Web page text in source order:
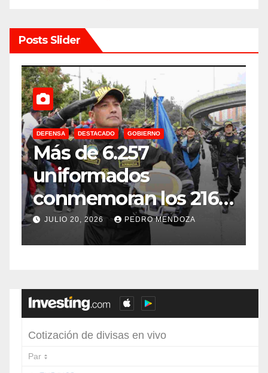
Posts Slider
DEFENSA DESTACADO GOBIERNO
Más de 6.257
uniformados
conmemoran los 216
años de
Independencia en el
JULIO 20, 2026 PEDRO MENDOZA